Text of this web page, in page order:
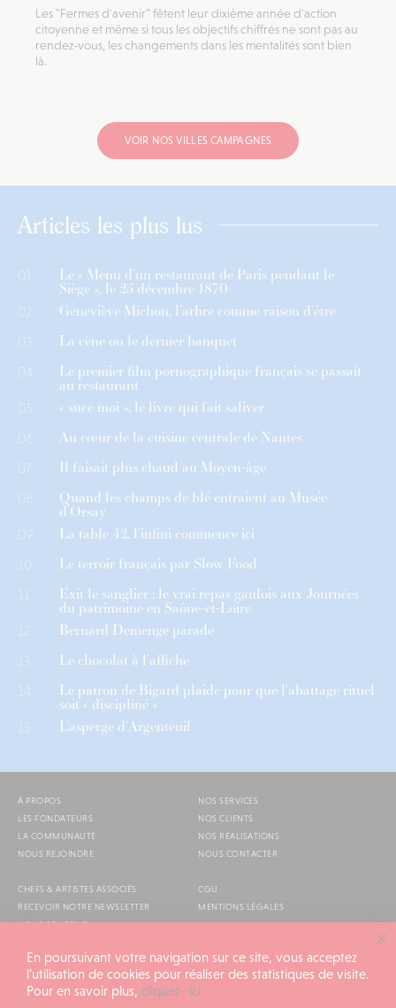
Les "Fermes d'avenir" fêtent leur dixième année d'action
citoyenne et même si tous les objectifs chiffrés ne sont pas au
rendez-vous, les changements dans les mentalités sont bien
là.
VOIR NOS VILLES CAMPAGNES
Articles les plus lus
01 Le « Menu d’un restaurant de Paris pendant le
Siège », le 25 décembre 1870
02 Geneviève Michon, l’arbre comme raison d’être
03 La cène ou le dernier banquet
04 Le premier film pornographique français se passait
au restaurant
05 « suce moi », le livre qui fait saliver
06 Au cœur de la cuisine centrale de Nantes
07 Il faisait plus chaud au Moyen-âge
08 Quand les champs de blé entraient au Musée
d’Orsay
09 La table 42, l’infini commence ici
10 Le terroir français par Slow Food
11 Exit le sanglier : le vrai repas gaulois aux Journées
du patrimoine en Saône-et-Loire
12 Bernard Demenge parade
13 Le chocolat à l’affiche
14 Le patron de Bigard plaide pour que l’abattage rituel
soit « discipliné »
15 L’asperge d’Argenteuil
À PROPOS
LES FONDATEURS
LA COMMUNAUTÉ
NOUS REJOINDRE
NOS SERVICES
NOS CLIENTS
NOS RÉALISATIONS
NOUS CONTACTER
CHEFS & ARTISTES ASSOCIÉS
RECEVOIR NOTRE NEWSLETTER
NOUS SOUTENIR
CGU
MENTIONS LÉGALES
ALIMENTATION GÉNÉRALE © 2026
En poursuivant votre navigation sur ce site, vous acceptez
l’utilisation de cookies pour réaliser des statistiques de visite.
Pour en savoir plus, cliquez- ici